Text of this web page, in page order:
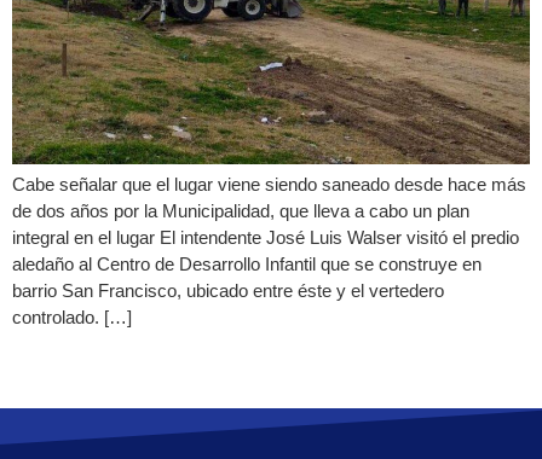
Cabe señalar que el lugar viene siendo saneado desde hace más
de dos años por la Municipalidad, que lleva a cabo un plan
integral en el lugar El intendente José Luis Walser visitó el predio
aledaño al Centro de Desarrollo Infantil que se construye en
barrio San Francisco, ubicado entre éste y el vertedero
controlado. […]